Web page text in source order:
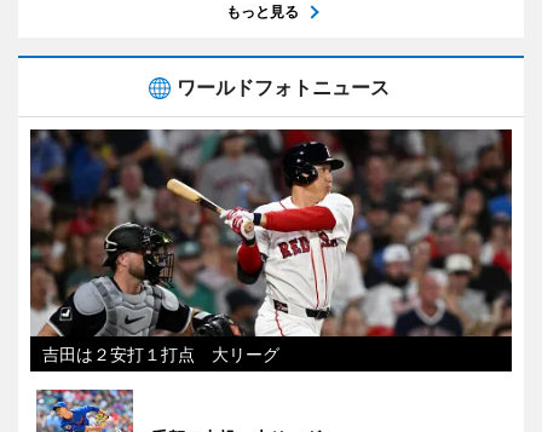
もっと見る
ワールドフォトニュース
吉田は２安打１打点 大リーグ